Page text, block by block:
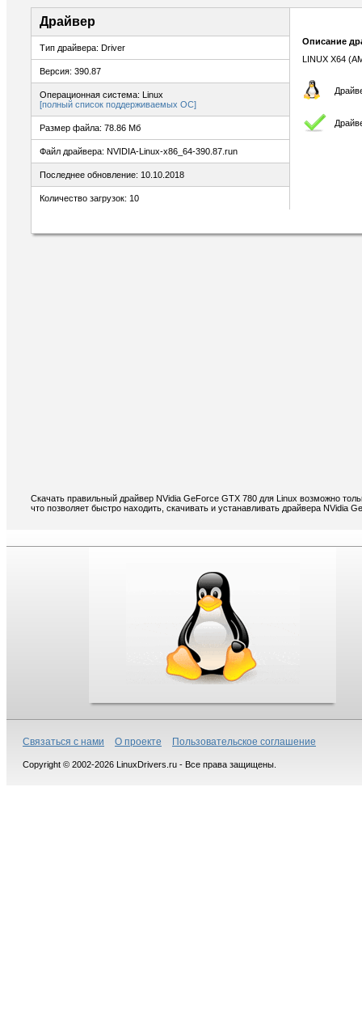
Драйвер
Тип драйвера: Driver
Версия: 390.87
Операционная система: Linux
[полный список поддерживаемых ОС]
Размер файла: 78.86 Мб
Файл драйвера: NVIDIA-Linux-x86_64-390.87.run
Последнее обновление: 10.10.2018
Количество загрузок: 10
Описание
LINUX X64
Скачать правильный драйвер NVidia GeForce GTX 780 для Linux возможно
что позволяет быстро находить, скачивать и устанавливать драйвера NVidia
Связаться с нами О проекте Пользовательское соглашение
Copyright © 2002-2026 LinuxDrivers.ru - Все права защищены.